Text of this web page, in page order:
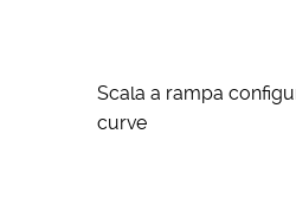
Scala a rampa
curve